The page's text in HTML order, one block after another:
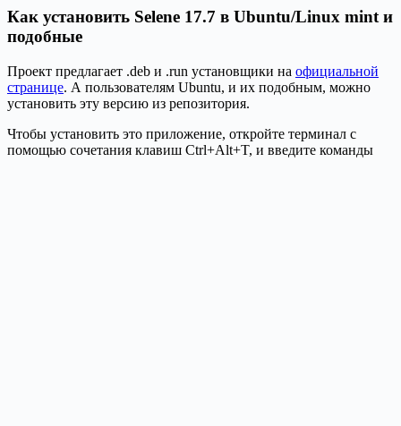
Как установить Selene 17.7 в Ubuntu/Linux mint и
подобные
Проект предлагает .deb и .run установщики на официальной
странице. А пользователям Ubuntu, и их подобным, можно
установить эту версию из репозитория.
Чтобы установить это приложение, откройте терминал с
помощью сочетания клавиш Ctrl+Alt+T, и введите команды